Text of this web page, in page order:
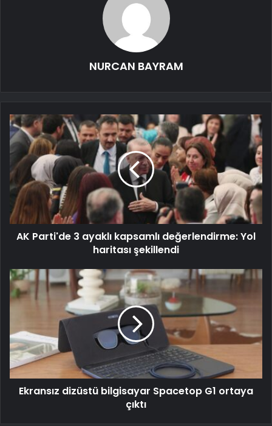
NURCAN BAYRAM
AK Parti'de 3 ayaklı kapsamlı değerlendirme: Yol
haritası şekillendi
Ekransız dizüstü bilgisayar Spacetop G1 ortaya
çıktı